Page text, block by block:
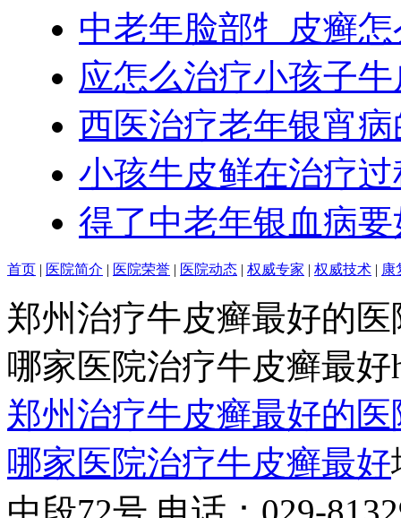
中老年脸部牜皮癣
应怎么治疗小孩子
西医治疗老年银宵
小孩牛皮鲜在治疗
得了中老年银血病
首页 | 医院简介 | 医院荣誉 | 医院动态 | 权威专家 | 权威技术 | 康
郑州治疗牛皮癣最好的
哪家医院治疗牛皮癣最好
郑州治疗牛皮癣最好的
哪家医院治疗牛皮癣最好